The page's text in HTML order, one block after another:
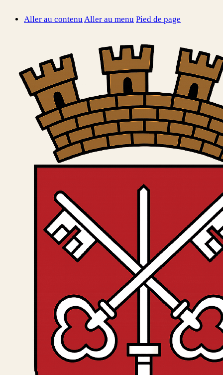
Aller au contenu Aller au menu Pied de page